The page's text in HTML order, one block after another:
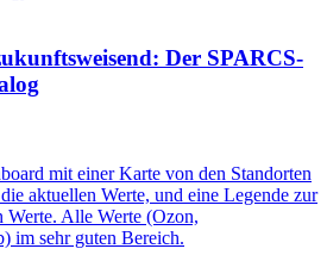
Der SPARCS-